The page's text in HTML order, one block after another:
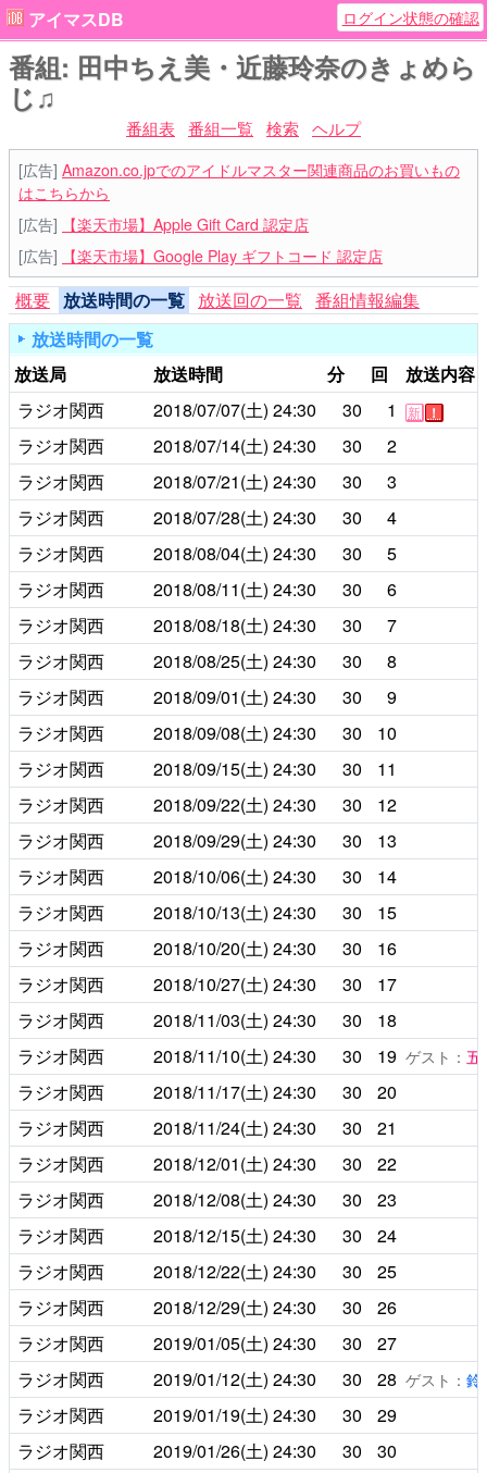
アイマスDB ログイン状態の確認
番組: 田中ちえ美・近藤玲奈のきょめら
じ♫
番組表 番組一覧 検索 ヘルプ
[広告] Amazon.co.jpでのアイドルマスター関連商品のお買いもの
はこちらから
[広告]
【楽天市場】Apple Gift Card 認定店
[広告]
【楽天市場】Google Play ギフトコード 認定店
概要 放送時間の一覧 放送回の一覧 番組情報編集
放送時間の一覧
放送局
放送時間 分 回
放送内容
ラジオ関西
2018/07/07(土) 24:30 30 1 新 ！
ラジオ関西 2018/07/14(土) 24:30 30
2
ラジオ関西
2018/07/21(土) 24:30 30
3
ラジオ関西
2018/07/28(土) 24:30 30
4
ラジオ関西
2018/08/04(土) 24:30 30
5
ラジオ関西
2018/08/11(土) 24:30 30
6
ラジオ関西
2018/08/18(土) 24:30 30
7
ラジオ関西
2018/08/25(土) 24:30 30
8
ラジオ関西
2018/09/01(土) 24:30 30
9
ラジオ関西
2018/09/08(土) 24:30 30
10
ラジオ関西
2018/09/15(土) 24:30 30
11
ラジオ関西
2018/09/22(土) 24:30 30
12
ラジオ関西
2018/09/29(土) 24:30 30
13
ラジオ関西
2018/10/06(土) 24:30 30
14
ラジオ関西
2018/10/13(土) 24:30 30
15
ラジオ関西
2018/10/20(土) 24:30 30
16
ラジオ関西
2018/10/27(土) 24:30 30
17
ラジオ関西
2018/11/03(土) 24:30 30
18
ラジオ関西
2018/11/10(土) 24:30 30 19 ゲスト： 五
ラジオ関西 2018/11/17(土) 24:30 30
20
ラジオ関西
2018/11/24(土) 24:30 30
21
ラジオ関西
2018/12/01(土) 24:30 30
22
ラジオ関西
2018/12/08(土) 24:30 30
23
ラジオ関西
2018/12/15(土) 24:30 30
24
ラジオ関西
2018/12/22(土) 24:30 30
25
ラジオ関西
2018/12/29(土) 24:30 30
26
ラジオ関西
2019/01/05(土) 24:30 30
27
ラジオ関西
2019/01/12(土) 24:30 30 28 ゲスト： 鈴
ラジオ関西 2019/01/19(土) 24:30 30
29
ラジオ関西
2019/01/26(土) 24:30 30
30